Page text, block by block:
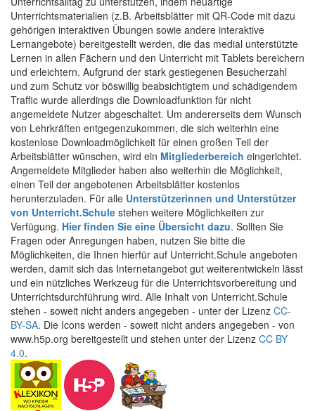
Unterrichtsmaterialien (z.B. Arbeitsblätter mit QR-Code mit dazu
gehörigen interaktiven Übungen sowie andere interaktive
Lernangebote) bereitgestellt werden, die das medial unterstützte
Lernen in allen Fächern und den Unterricht mit Tablets bereichern
und erleichtern. Aufgrund der stark gestiegenen Besucherzahl
und zum Schutz vor böswillig beabsichtigtem und schädigendem
Traffic wurde allerdings die Downloadfunktion für nicht
angemeldete Nutzer abgeschaltet. Um andererseits dem Wunsch
von Lehrkräften entgegenzukommen, die sich weiterhin eine
kostenlose Downloadmöglichkeit für einen großen Teil der
Arbeitsblätter wünschen, wird ein Mitgliederbereich eingerichtet.
Angemeldete Mitglieder haben also weiterhin die Möglichkeit,
einen Teil der angebotenen Arbeitsblätter kostenlos
herunterzuladen. Für alle Unterstützerinnen und Unterstützer
von Unterricht.Schule stehen weitere Möglichkeiten zur
Verfügung. Hier finden Sie eine Übersicht dazu. Sollten Sie
Fragen oder Anregungen haben, nutzen Sie bitte die
Möglichkeiten, die Ihnen hierfür auf Unterricht.Schule angeboten
werden, damit sich das Internetangebot gut weiterentwickeln lässt
und ein nützliches Werkzeug für die Unterrichtsvorbereitung und
Unterrichtsdurchführung wird. Alle Inhalt von Unterricht.Schule
stehen - soweit nicht anders angegeben - unter der Lizenz CC-
BY-SA. Die Icons werden - soweit nicht anders angegeben - von
www.h5p.org bereitgestellt und stehen unter der Lizenz CC BY
4.0.